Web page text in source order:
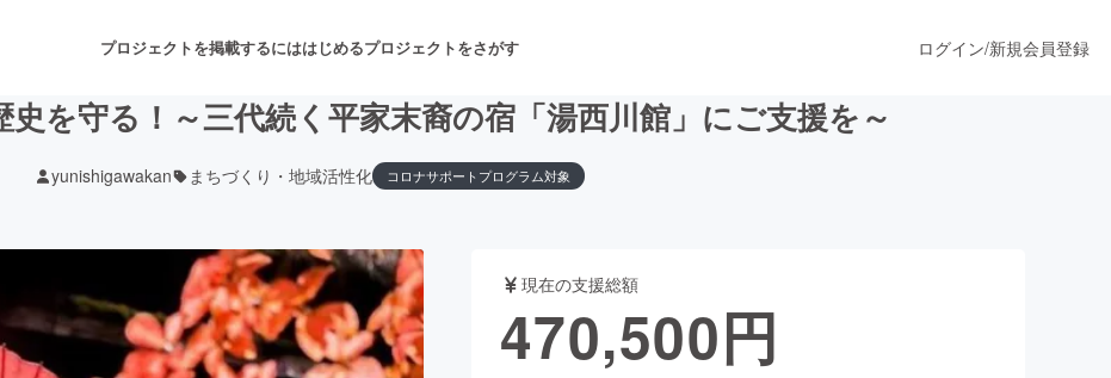
プロジェクトを掲載するにははじめるプロジェクトをさがす
音楽 舞台・パフォーマンス
ゲーム・サービス開発 フード・飲食店 ファッション
ログイン/新規会員登録
を守る！～三代続く平家末裔の宿「湯西川館」にご支援を～
yunishigawakan まちづくり・地域活性化 コロナサポートプログラム対象
現在の支援総額
470,500円